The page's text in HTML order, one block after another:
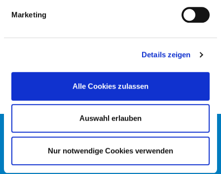
Marketing
Details zeigen
Alle Cookies zulassen
Auswahl erlauben
Nur notwendige Cookies verwenden
ÄRZTLICHE FACHEXPERTISE
KONTAKT
DATENSCHUTZ
DKTIG